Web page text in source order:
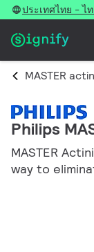
ประเทศไทย - ไ
MASTER
Philips
MASTER
way to